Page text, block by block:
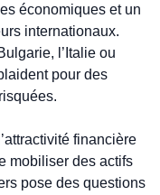
économiques et un
internationaux.
l’Italie ou
pour des
financière
mobiliser des actifs
pose des questions